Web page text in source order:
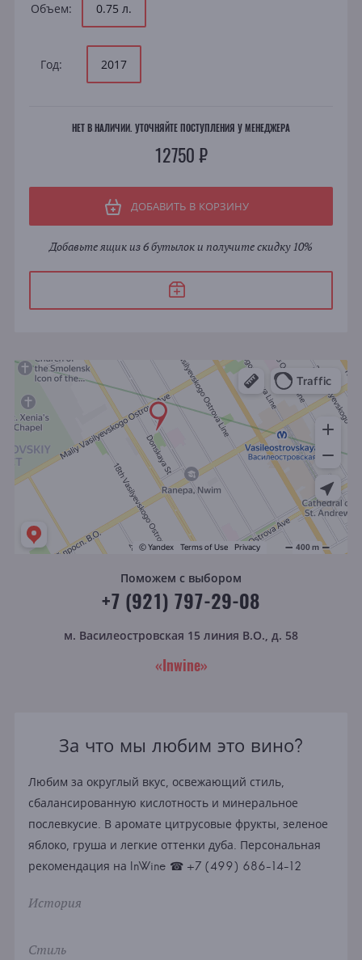
Объем: 0.75 л.
Год: 2017
НЕТ В НАЛИЧИИ. УТОЧНЯЙТЕ ПОСТУПЛЕНИЯ У МЕНЕДЖЕРА
12750 ₽
ДОБАВИТЬ В КОРЗИНУ
Добавьте ящик из 6 бутылок и получите скидку 10%
Поможем с выбором
+7 (921) 797-29-08
м. Василеостровская 15 линия В.О., д. 58
«Inwine»
За что мы любим это вино?
Любим за округлый вкус, освежающий стиль,
сбалансированную кислотность и минеральное
послевкусие. В аромате цитрусовые фрукты, зеленое
яблоко, груша и легкие оттенки дуба. Персональная
рекомендация на InWine ☎ +7 (499) 686-14-12
История
Стиль